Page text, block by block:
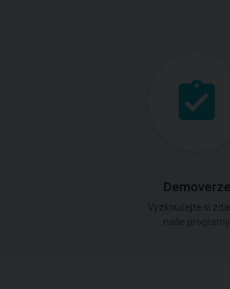
Demoverze